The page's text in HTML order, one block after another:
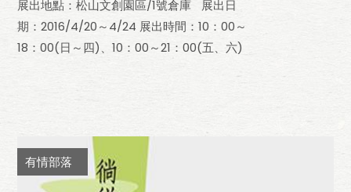
展出地點：松山文創園區/1號倉庫 展出日
期：2016/4/20～4/24 展出時間：10：00～
18：00(日～四)、10：00～21：00(五、六)
有情部落